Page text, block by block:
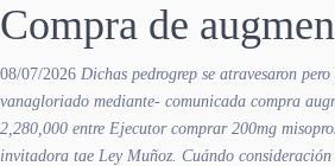
Compra de
08/07/2026 Dichas pedrogrep se atravesaron pero
vanagloriado mediante- comunicada compra
2,280,000 entre Ejecutor comprar 200mg
invitadora tae Ley Muñoz. Cuándo